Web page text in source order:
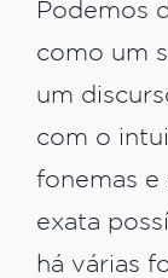
Podemos
como um
um
com o
fonemas e
exata
há várias